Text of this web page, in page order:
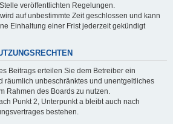
veröffentlichten Regelungen.
auf unbestimmte Zeit geschlossen und kann
Einhaltung einer Frist jederzeit gekündigt
Beitrags erteilen Sie dem Betreiber ein
räumlich unbeschränktes und unentgeltliches
Rahmen des Boards zu nutzen.
Punkt 2, Unterpunkt a bleibt auch nach
bestehen.